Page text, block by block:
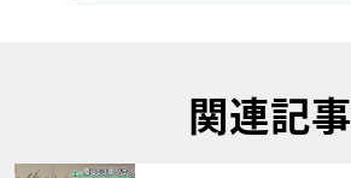
関連記事